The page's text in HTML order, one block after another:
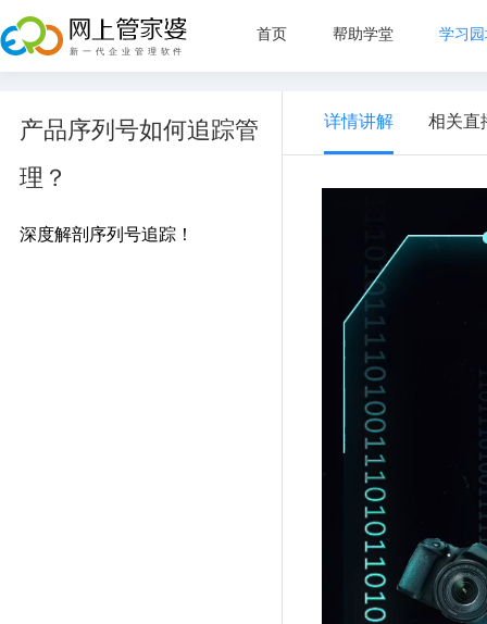
首页 帮助学堂 学习
管理
产品序列号如何追踪管
理？
深度解剖序列号追踪！
详情讲解 相关直